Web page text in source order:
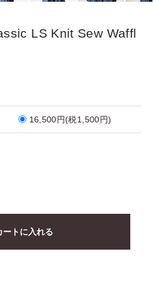
LS Knit Sew Waffl
16,500円(税1,500円)
ートに入れる